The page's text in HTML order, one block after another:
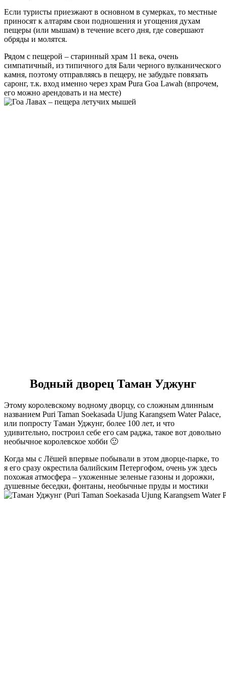
Если туристы приезжают в основном в сумерках, то местные
приносят к алтарям свои подношения и угощения духам
пещеры (или мышам) в течение всего дня, где совершают
обряды и молятся.
Рядом с пещерой – старинный храм 11 века, очень
симпатичный, из типичного для Бали черного вулканического
камня, поэтому отправляясь в пещеру, не забудьте повязать
саронг, т.к. вход именно через храм Pura Goa Lawah (впрочем,
его можно арендовать и на месте)
Водный дворец Таман Уджунг
Этому королевскому водному дворцу, со сложным длинным
названием Puri Taman Soekasada Ujung Karangsem Water Palace,
или попросту Таман Уджунг, более 100 лет, и что
удивительно, построил себе его сам раджа, такое вот довольно
необычное королевское хобби 🙂
Когда мы с Лёшей впервые побывали в этом дворце-парке, то
я его сразу окрестила балийским Петергофом, очень уж здесь
похожая атмосфера – ухоженные зеленые газоны и дорожки,
душевные беседки, фонтаны, необычные пруды и мостики